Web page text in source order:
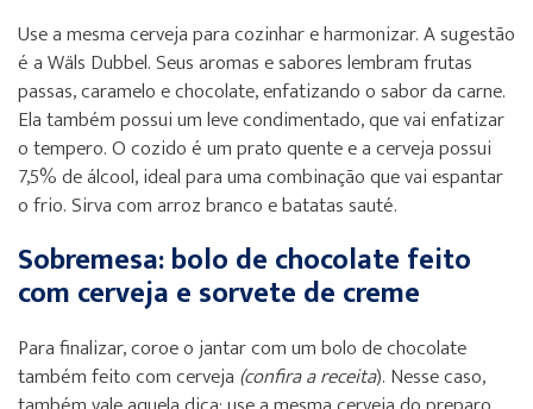
Use a mesma cerveja para cozinhar e harmonizar. A sugestão
é a Wäls Dubbel. Seus aromas e sabores lembram frutas
passas, caramelo e chocolate, enfatizando o sabor da carne.
Ela também possui um leve condimentado, que vai enfatizar
o tempero. O cozido é um prato quente e a cerveja possui
7,5% de álcool, ideal para uma combinação que vai espantar
o frio. Sirva com arroz branco e batatas sauté.
Sobremesa: bolo de chocolate feito
com cerveja e sorvete de creme
Para finalizar, coroe o jantar com um bolo de chocolate
também feito com cerveja (confira a receita). Nesse caso,